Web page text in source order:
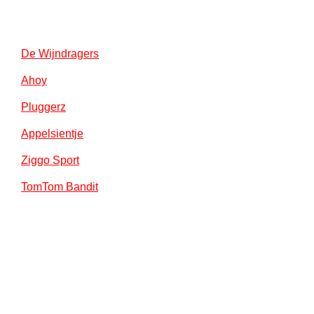
De Wijndragers
Ahoy
Pluggerz
Appelsientje
Ziggo Sport
TomTom Bandit